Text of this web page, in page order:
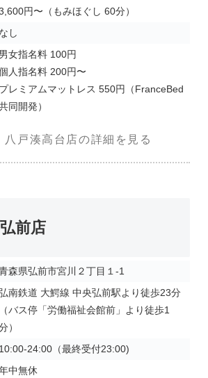
円〜（もみほぐし 60分）
なし
男女指名料 100円
人指名料 200円〜
プレミアムマットレス 550円（FranceBed
同開発）
八戸湊高台店の詳細を見る
前店
森県弘前市宮川２丁目１-1
南鉄道 大鰐線 中央弘前駅より徒歩23分
（バス停「労働福祉会館前」より徒歩1
）
10:00-24:00（最終受付23:00)
中無休